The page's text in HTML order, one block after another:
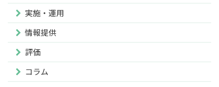
実施・運用
情報提供
評価
コラム